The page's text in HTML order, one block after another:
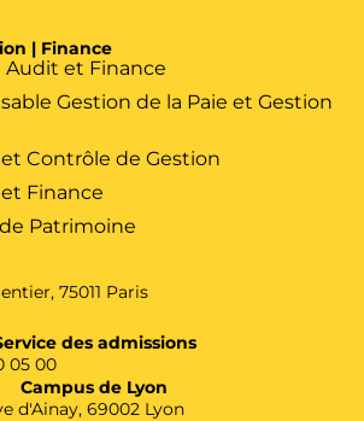
| Finance
Audit et Finance
Gestion de la Paie et Gestion
Contrôle de Gestion
Finance
Patrimoine
75011 Paris
des admissions
05 00
Campus de Lyon
d'Ainay, 69002 Lyon